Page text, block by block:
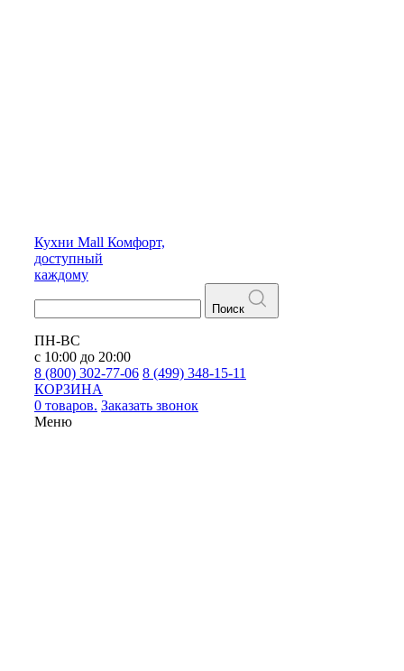
Кухни Mall Комфорт,
доступный
каждому
Поиск
ПН-ВС
с 10:00 до 20:00
8 (800) 302-77-06 8 (499) 348-15-11
КОРЗИНА
0 товаров. Заказать звонок
Меню